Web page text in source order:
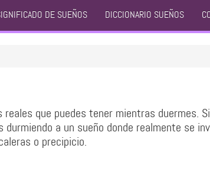
DE SUEÑOS DICCIONARIO SUEÑOS
que puedes tener mientras duermes.
a un sueño donde realmente se
o precipicio.